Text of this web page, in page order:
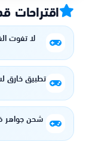
اقتراحات
لا تفوت
تطبيق خارق
شحن جواهر